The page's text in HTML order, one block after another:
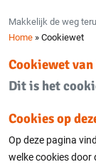
Makkelijk de weg
Home » Cookiewet
Cookiewet
Dit is het
Cookies op
Op deze pagina
welke cookies door